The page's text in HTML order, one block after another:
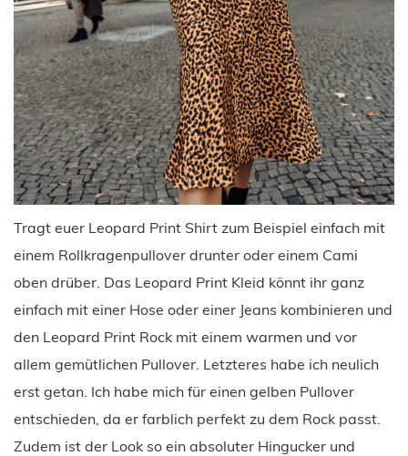
Tragt euer Leopard Print Shirt zum Beispiel einfach mit
einem Rollkragenpullover drunter oder einem Cami
oben drüber. Das Leopard Print Kleid könnt ihr ganz
einfach mit einer Hose oder einer Jeans kombinieren und
den Leopard Print Rock mit einem warmen und vor
allem gemütlichen Pullover. Letzteres habe ich neulich
erst getan. Ich habe mich für einen gelben Pullover
entschieden, da er farblich perfekt zu dem Rock passt.
Zudem ist der Look so ein absoluter Hingucker und